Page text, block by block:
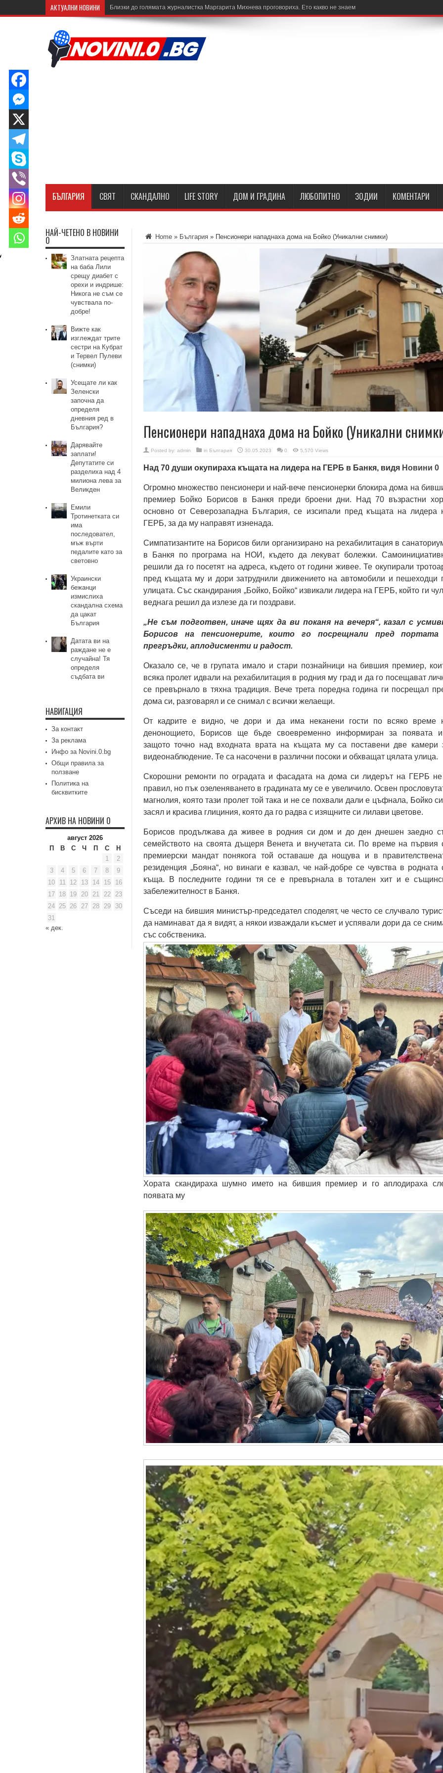
АКТУАЛНИ НОВИНИ Близки до голямата журналистка Маргарита Михнева проговориха. Ето какво не знаем
БЪЛГАРИЯ СВЯТ СКАНДАЛНО LIFE STORY ДОМ И ГРАДИНА ЛЮБОПИТНО ЗОДИИ КОМЕНТАРИ
Home » България » Пенсионери нападнаха дома на Бойко (Уникални снимки)
Пенсионери нападнаха дома на Бойко (Уникални
Posted by: admin in България 30.05.2023 0 5,570 Views
Над 70 души окупираха къщата на лидера на ГЕРБ в Банкя, видя Новини 0
Огромно множество пенсионери и най-вече пенсионерки блокира дома на
премиер Бойко Борисов в Банкя преди броени дни. Над 70 възрастни
основно от Северозападна България, се изсипали пред къщата на лидера
ГЕРБ, за да му направят изненада.
Симпатизантите на Борисов били организирано на рехабилитация в
в Банкя по програма на НОИ, където да лекуват болежки.
решили да го посетят на адреса, където от години живее. Те окупирали
пред къщата му и дори затруднили движението на автомобили и пешеходци
улицата. Със скандирания „Бойко, Бойко“ извикали лидера на ГЕРБ, който ги
веднага решил да излезе да ги поздрави.
„Не съм подготвен, иначе щях да ви поканя на вечеря“, казал с
Борисов на пенсионерите, които го посрещнали пред портата
прегръдки, аплодисменти и радост.
Оказало се, че в групата имало и стари познайници на бившия премиер,
всяка пролет идвали на рехабилитация в родния му град и да го посещават
се превърнало в тяхна традиция. Вече трета поредна година ги посрещал
дома си, разговарял и се снимал с всички желаещи.
От кадрите е видно, че дори и да има неканени гости по всяко време
денонощието, Борисов ще бъде своевременно информиран за появата
защото точно над входната врата на къщата му са поставени две камери
видеонаблюдение. Те са насочени в различни посоки и обхващат цялата улица.
Скорошни ремонти по оградата и фасадата на дома си лидерът на ГЕРБ
правил, но пък озеленяването в градината му се е увеличило. Освен
магнолия, която тази пролет той така и не се похвали дали е цъфнала, Бойко
засял и красива глициния, която да го радва с изящните си лилави цветове.
Борисов продължава да живее в родния си дом и до ден днешен заедно
семейството на своята дъщеря Венета и внучетата си. По време на първия
премиерски мандат понякога той оставаше да нощува и в
резиденция „Бояна“, но винаги е казвал, че най-добре се чувства в родната
къща. В последните години тя се е превърнала в тотален хит и е
забележителност в Банкя.
Съседи на бившия министър-председател споделят, че често се случвало
да наминават да я видят, а някои изваждали късмет и успявали дори да се
със собственика.
Хората скандираха шумно името на бившия премиер и го аплодираха
появата му
НАЙ-ЧЕТЕНО В НОВИНИ
0
Златната рецепта
на баба Лили
срещу диабет с
орехи и индрише:
Никога не съм се
чувствала по-
добре!
Вижте как
изглеждат трите
сестри на Кубрат
и Тервел Пулеви
(снимки)
Усещате ли как
Зеленски
започна да
определя
дневния ред в
България?
Дарявайте
заплати!
Депутатите си
разделиха над 4
милиона лева за
Великден
Емили
Тротинетката си
има
последовател,
мъж върти
педалите като за
световно
Украински
бежанци
измислиха
скандална схема
да цакат
България
Датата ви на
раждане не е
случайна! Тя
определя
съдбата ви
НАВИГАЦИЯ
За контакт
За реклама
Инфо за Novini.0.bg
Общи правила за
ползване
Политика на
бисквитките
АРХИВ НА НОВИНИ 0
август 2026
П
В С Ч П С
Н
1
2
3
4 5 6 7 8
9
10
11 12 13 14 15
16
17 18 19 20 21 22
23
24 25 26 27 28 29
30
31
« дек.